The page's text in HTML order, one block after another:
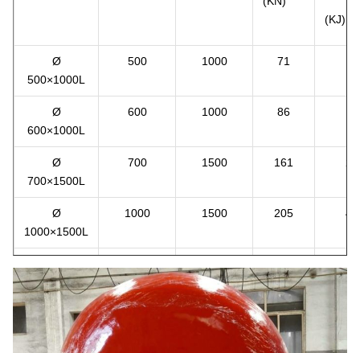
(KJ)
Ø
500×1000L
500 1000 71
Ø
600×1000L
600 1000 86
Ø
700×1500L
700 1500 161
Ø
1000×1500L
1000 1500 205 49
1000×2000L
Ø
1200×2000L
2000 337